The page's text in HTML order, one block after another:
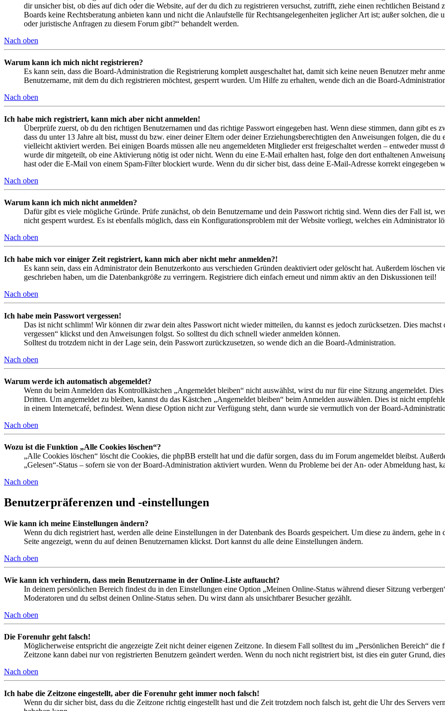
dir unsicher bist, ob dies auf dich oder die Website, auf der du dich zu registrieren versuchst, zutrifft, ziehe einen rechtlichen
Boards keine Rechtsberatung anbieten kann und nicht die Anlaufstelle für Rechtsangelegenheiten jeglicher Art ist; außer solchen,
oder juristische Anfragen zu diesem Forum gibt?“ behandelt werden.
Nach oben
Warum kann ich mich nicht registrieren?
Es kann sein, dass die Board-Administration die Registrierung komplett ausgeschaltet hat, damit sich keine neuen Benutzer mehr
Benutzername, mit dem du dich registrieren möchtest, gesperrt wurden. Um Hilfe zu erhalten, wende dich an die Board-
Nach oben
Ich habe mich registriert, kann mich aber nicht anmelden!
Überprüfe zuerst, ob du den richtigen Benutzernamen und das richtige Passwort eingegeben hast. Wenn diese stimmen, dann gibt es
dass du unter 13 Jahre alt bist, musst du bzw. einer deiner Eltern oder deiner Erziehungsberechtigten den Anweisungen folgen, die
vielleicht aktiviert werden. Bei einigen Boards müssen alle neu angemeldeten Mitglieder erst freigeschaltet werden – entweder musst
wurde dir mitgeteilt, ob eine Aktivierung nötig ist oder nicht. Wenn du eine E-Mail erhalten hast, folge den dort enthaltenen
hast oder die E-Mail von einem Spam-Filter blockiert wurde. Wenn du dir sicher bist, dass deine E-Mail-Adresse korrekt eingegeben
Nach oben
Warum kann ich mich nicht anmelden?
Dafür gibt es viele mögliche Gründe. Prüfe zunächst, ob dein Benutzername und dein Passwort richtig sind. Wenn dies der Fall ist,
nicht gesperrt wurdest. Es ist ebenfalls möglich, dass ein Konfigurationsproblem mit der Website vorliegt, welches ein Administrator
Nach oben
Ich habe mich vor einiger Zeit registriert, kann mich aber nicht mehr anmelden?!
Es kann sein, dass ein Administrator dein Benutzerkonto aus verschieden Gründen deaktiviert oder gelöscht hat. Außerdem löschen
geschrieben haben, um die Datenbankgröße zu verringern. Registriere dich einfach erneut und nimm aktiv an den Diskussionen teil!
Nach oben
Ich habe mein Passwort vergessen!
Das ist nicht schlimm! Wir können dir zwar dein altes Passwort nicht wieder mitteilen, du kannst es jedoch zurücksetzen. Dies
vergessen“ klickst und den Anweisungen folgst. So solltest du dich schnell wieder anmelden können.
Solltest du trotzdem nicht in der Lage sein, dein Passwort zurückzusetzen, so wende dich an die Board-Administration.
Nach oben
Warum werde ich automatisch abgemeldet?
Wenn du beim Anmelden das Kontrollkästchen „Angemeldet bleiben“ nicht auswählst, wirst du nur für eine Sitzung angemeldet.
Dritten. Um angemeldet zu bleiben, kannst du das Kästchen „Angemeldet bleiben“ beim Anmelden auswählen. Dies ist nicht
in einem Internetcafé, befindest. Wenn diese Option nicht zur Verfügung steht, dann wurde sie vermutlich von der Board-
Nach oben
Wozu ist die Funktion „Alle Cookies löschen“?
„Alle Cookies löschen“ löscht die Cookies, die phpBB erstellt hat und die dafür sorgen, dass du im Forum angemeldet bleibst.
„Gelesen“-Status – sofern sie von der Board-Administration aktiviert wurden. Wenn du Probleme bei der An- oder Abmeldung hast,
Nach oben
Benutzerpräferenzen und -einstellungen
Wie kann ich meine Einstellungen ändern?
Wenn du dich registriert hast, werden alle deine Einstellungen in der Datenbank des Boards gespeichert. Um diese zu ändern, gehe
Seite angezeigt, wenn du auf deinen Benutzernamen klickst. Dort kannst du alle deine Einstellungen ändern.
Nach oben
Wie kann ich verhindern, dass mein Benutzername in der Online-Liste auftaucht?
In deinem persönlichen Bereich findest du in den Einstellungen eine Option „Meinen Online-Status während dieser Sitzung
Moderatoren und du selbst deinen Online-Status sehen. Du wirst dann als unsichtbarer Besucher gezählt.
Nach oben
Die Forenuhr geht falsch!
Möglicherweise entspricht die angezeigte Zeit nicht deiner eigenen Zeitzone. In diesem Fall solltest du im „Persönlichen Bereich“
Zeitzone kann dabei nur von registrierten Benutzern geändert werden. Wenn du noch nicht registriert bist, ist dies ein guter Grund,
Nach oben
Ich habe die Zeitzone eingestellt, aber die Forenuhr geht immer noch falsch!
Wenn du dir sicher bist, dass du die Zeitzone richtig eingestellt hast und die Zeit trotzdem noch falsch ist, geht die Uhr des Servers